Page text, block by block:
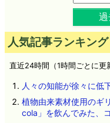
人気記事ランキング
直近24時間（1時間ごとに更
人々の知能が徐々に低
植物由来素材使用のギ
cola」を飲んでみた、